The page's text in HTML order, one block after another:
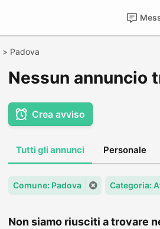
> Padova
Nessun annuncio
Crea avviso
Tutti gli annunci Personale
Comune: Padova Categoria:
Non siamo riusciti a trovare